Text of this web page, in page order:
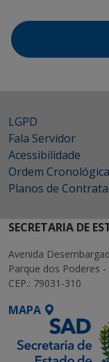
LGPD
Fala Servidor
Acessibilidade
Ordem
Planos de
SECRETARIA DE
Avenida
Parque dos Poderes
CEP.: 79031-310
MAPA